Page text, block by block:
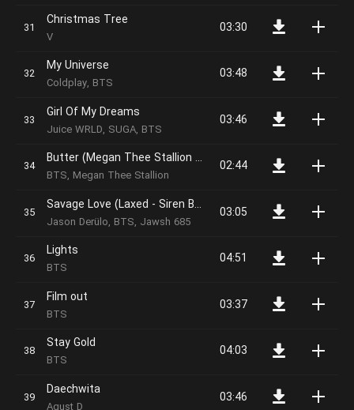
Christmas Tree
V
03:30
My Universe
Coldplay, BTS
03:48
Girl Of My Dreams
Juice WRLD, SUGA, BTS
03:46
Butter (Megan Thee Stallion Remix)
BTS, Megan Thee Stallion
02:44
Savage Love (Laxed - Siren Beat) (BTS Remix)
Jason Derülo, BTS, Jawsh 685
03:05
Lights
BTS
04:51
Film out
BTS
03:37
Stay Gold
BTS
04:03
Daechwita
03:46